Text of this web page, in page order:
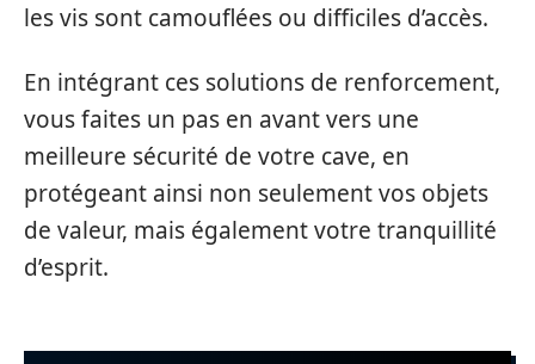
les vis sont camouflées ou difficiles d’accès.
En intégrant ces solutions de renforcement,
vous faites un pas en avant vers une
meilleure sécurité de votre cave, en
protégeant ainsi non seulement vos objets
de valeur, mais également votre tranquillité
d’esprit.